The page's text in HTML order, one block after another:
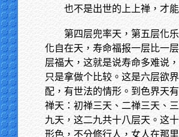
也不是出世的上上禅，才
第四层兜率天，第五层化
化自在天，寿命福报一层比一
层福大，这就是说寿命多难说
只是拿做个比较。这是六层欲
配，有世法的情形。到色界天
禅天：初禅三天、二禅三天、
九天，这二九共十八层天。这
形色，不分修行人，女人在那